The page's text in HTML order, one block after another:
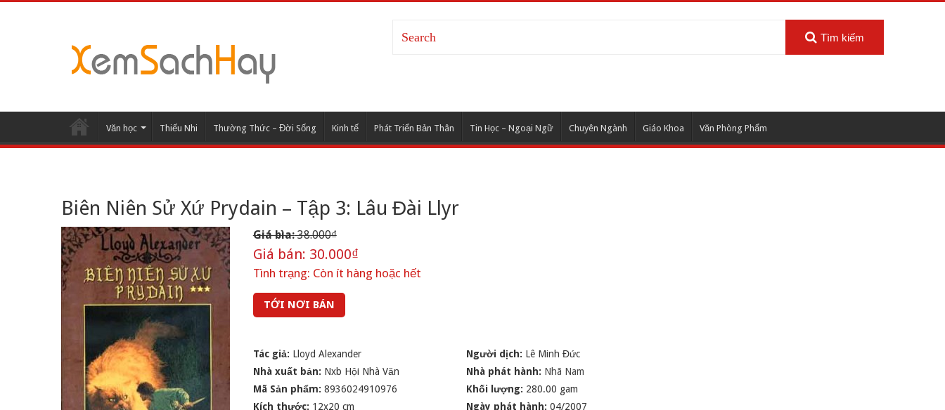
Tìm kiếm
Văn học Thiếu Nhi Thường Thức – Đời Sống Kinh tế Phát Triển Bản Thân Tin Học – Ngoại Ngữ Chuyên Ngành Giáo Khoa Văn Phòng Phẩm
Biên Niên Sử Xứ Prydain – Tập 3: Lâu Đài Llyr
Giá bìa:38.000₫
Giá bán: 30.000₫
Tình trạng: Còn ít hàng hoặc hết
TỚI NƠI BÁN
Tác giả: Lloyd Alexander Người dịch: Lê Minh Đức
Nhà xuất bản: Nxb Hội Nhà Văn Nhà phát hành: Nhã Nam
Mã Sản phẩm: 8936024910976 Khối lượng: 280.00 gam
Kích thước: 12x20 cm Ngày phát hành:04/2007